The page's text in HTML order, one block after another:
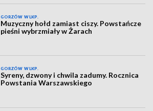
GORZÓW WLKP.
Muzyczny hołd zamiast ciszy. Powstańcze
pieśni wybrzmiały w Żarach
GORZÓW WLKP.
Syreny, dzwony i chwila zadumy. Rocznica
Powstania Warszawskiego